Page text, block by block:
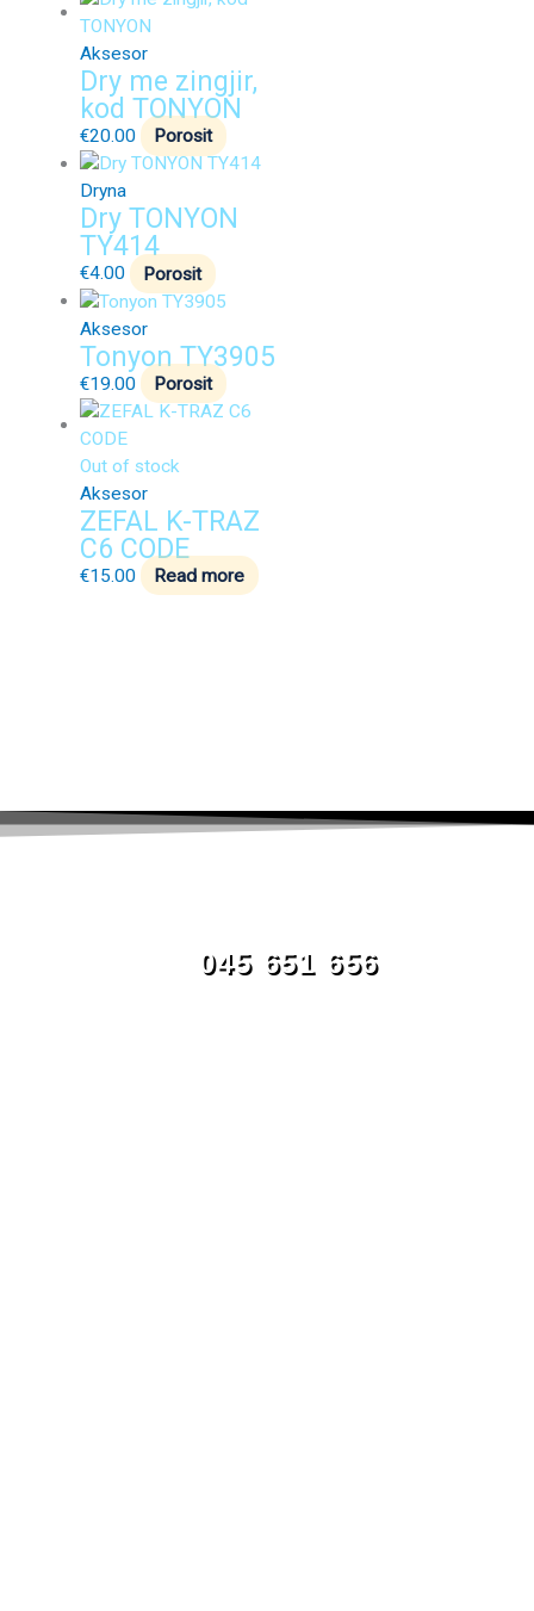
Aksesor
Dry me zingjir,
kod TONYON
€20.00 Porosit
Dryna
Dry TONYON
TY414
€4.00 Porosit
Aksesor
Tonyon TY3905
€19.00 Porosit
Out of stock
Aksesor
ZEFAL K-TRAZ
C6 CODE
€15.00 Read more
045 651 656